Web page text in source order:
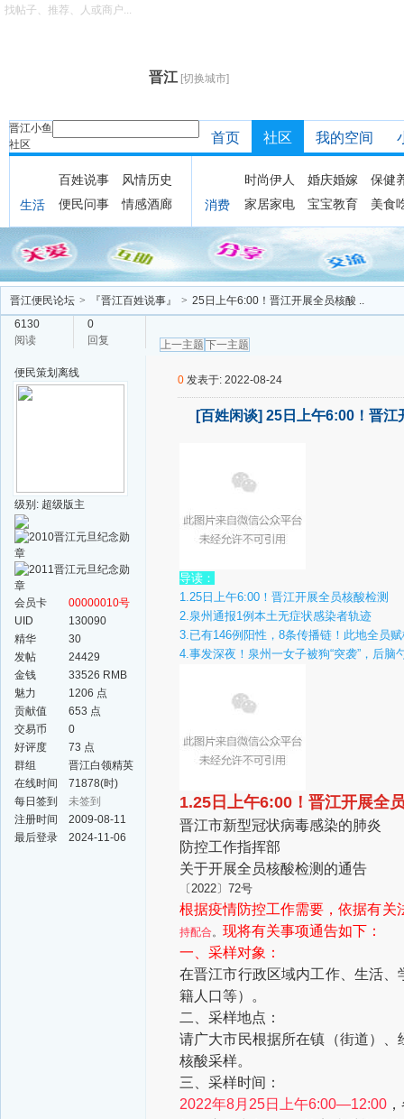
晋江 [切换城市]
晋江小鱼
社区
找帖子、推荐、人或商户...
首页 社区 我的空间
生活
百姓说事
风情历史
便民问事
情感酒廊 消费
时尚伊人 婚庆婚嫁
保健
家居家电
宝宝教育 美食
晋江便民论坛 > 『晋江百姓说事』 > 25日上午6:00！晋江开展全员核酸 ..
6130
阅读
0
回复
上一主题 下一主题
便民策划 离线
级别: 超级版主
会员卡
00000010号
UID
130090
精华
30
发帖
24429
金钱
33526 RMB
魅力
1206 点
贡献值
653 点
交易币
0
好评度
73 点
群组
晋江白领精英
群
在线时间
71878(时)
每日签到
未签到
注册时间
2009-08-11
最后登录
2024-11-06
0 发表于: 2022-08-24
[百姓闲谈] 25日上午6:00！晋江
导读：
1.25日上午6:00！晋江开展全员核酸检测
2.泉州通报1例本土无症状感染者轨迹
3.已有146例阳性，8条传播链！此地全员
4.事发深夜！泉州一女子被狗“突袭”，后
1.25日上午6:00！晋江开展全
晋江市新型冠状病毒感染的肺炎
防控工作指挥部
关于开展全员核酸检测的通告
〔2022〕72号
根据疫情防控工作需要，依据有关
持配合。 现将有关事项通告如下：
一、采样对象：
在晋江市行政区域内工作、生活
籍人口等）。
二、采样地点：
请广大市民根据所在镇（街道）
核酸采样。
三、采样时间：
2022年8月25日上午6:00—12:00